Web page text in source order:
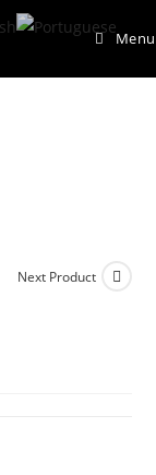
Menu
Next Product